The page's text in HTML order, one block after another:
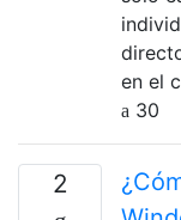
en el
30
2